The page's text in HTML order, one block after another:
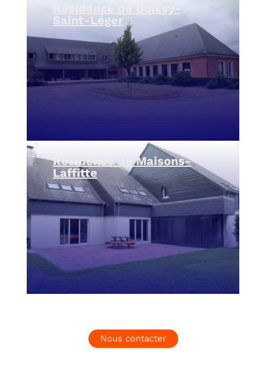
Résidence de Boissy-
Saint-Léger
Résidence de Maisons-
Laffitte
Nous contacter